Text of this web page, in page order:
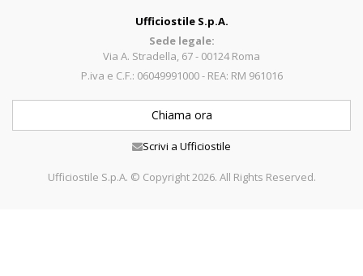
Ufficiostile S.p.A.
Sede legale:
Via A. Stradella, 67 - 00124 Roma
P.iva e C.F.: 06049991000 - REA: RM 961016
Chiama ora
Scrivi a Ufficiostile
Ufficiostile S.p.A. © Copyright 2026. All Rights Reserved.